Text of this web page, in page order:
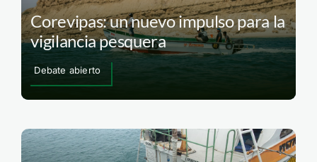
Corevipas: un nuevo impulso para la
vigilancia pesquera
Debate abierto